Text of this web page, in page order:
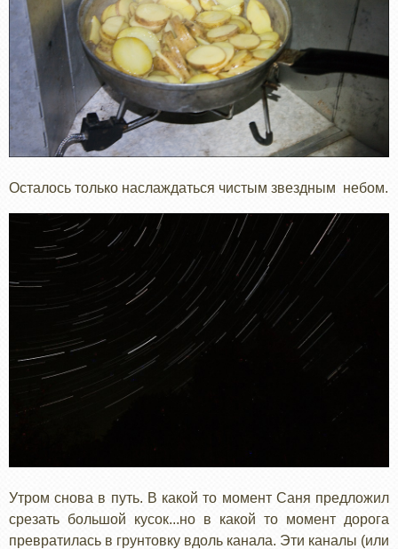
Осталось только наслаждаться чистым звездным небом.
Утром снова в путь. В какой то момент Саня предложил
срезать большой кусок...но в какой то момент дорога
превратилась в грунтовку вдоль канала. Эти каналы (или